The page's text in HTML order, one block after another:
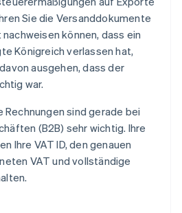
Sie die Versanddokumente
nachweisen können, dass ein
Königreich verlassen hat,
ausgehen, dass der
war.
sind gerade bei
(B2B) sehr wichtig. Ihre
Ihre VAT ID, den genauen
VAT und vollständige